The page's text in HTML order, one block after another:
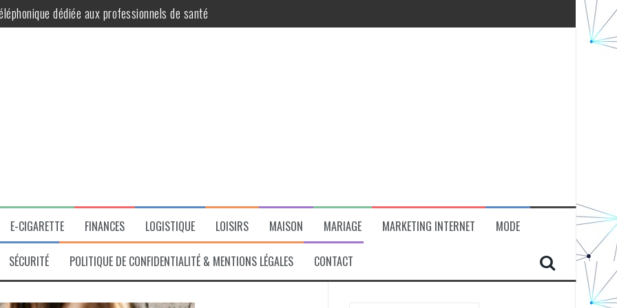
cheveux éclatants de santé
en SCI
pour les propriétaires
praticité au quotidien
des diagnostics obligatoires pour votre bien
E-CIGARETTE FINANCES LOGISTIQUE LOISIRS MAISON MARIAGE MARKETING INTERNET MODE
SÉCURITÉ POLITIQUE DE CONFIDENTIALITÉ & MENTIONS LÉGALES CONTACT